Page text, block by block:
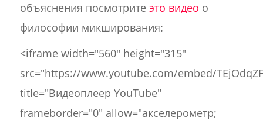
объяснения посмотрите это видео о
философии микширования:
<iframe width="560" height="315"
src="https://www.youtube.com/embed/
title="Видеоплеер YouTube"
frameborder="0" allow="акселерометр;